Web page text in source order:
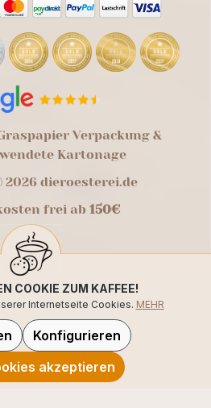
Verpackung &
Kartonage
dieroesterei.de
frei ab 150€
COOKIE ZUM KAFFEE!
Internetseite Cookies. MEHR
Konfigurieren
akzeptieren